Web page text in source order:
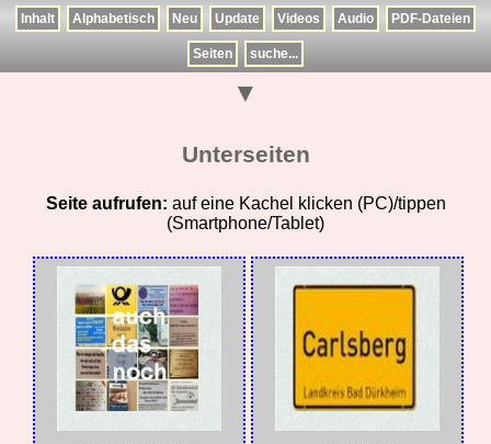
Inhalt Alphabetisch Neu Update Videos Audio PDF-Dateien
Seiten suche...
▼
Unterseiten
Seite aufrufen: auf eine Kachel klicken (PC)/tippen
(Smartphone/Tablet)